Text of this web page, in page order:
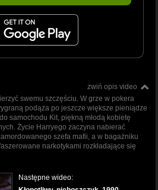
zwiń opis video
swemu szczęściu. W grze w pokera
podąża po jeszcze większe pieniądze
samochodu Kit, piękną młodą kobietę
Życie Harryego zaczyna nabierać
szefa mafii, a w bagażniku
narkotykami rozkładające się
Następne wideo: